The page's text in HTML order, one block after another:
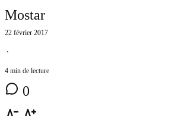
Mostar
22 février 2017
⋅
4 min de lecture
0